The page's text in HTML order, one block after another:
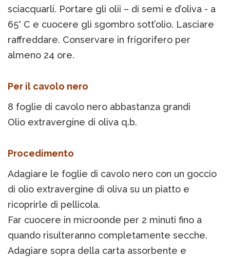
sciacquarli. Portare gli olii – di semi e d’oliva - a
65° C e cuocere gli sgombro sott’olio. Lasciare
raffreddare. Conservare in frigorifero per
almeno 24 ore.
Per il cavolo nero
8 foglie di cavolo nero abbastanza grandi
Olio extravergine di oliva q.b.
Procedimento
Adagiare le foglie di cavolo nero con un goccio
di olio extravergine di oliva su un piatto e
ricoprirle di pellicola.
Far cuocere in microonde per 2 minuti fino a
quando risulteranno completamente secche.
Adagiare sopra della carta assorbente e